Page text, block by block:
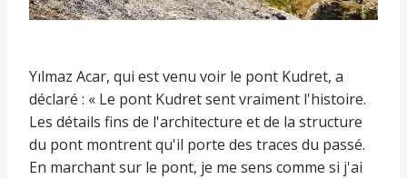
Yılmaz Acar, qui est venu voir le pont Kudret, a
déclaré : « Le pont Kudret sent vraiment l'histoire.
Les détails fins de l'architecture et de la structure
du pont montrent qu'il porte des traces du passé.
En marchant sur le pont, je me sens comme si j'ai